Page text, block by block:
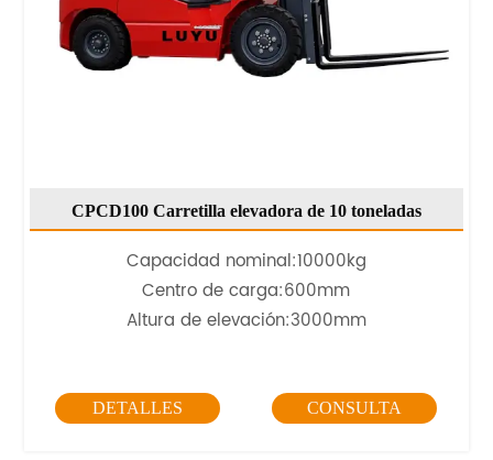
CPCD100 Carretilla elevadora de 10 toneladas
Capacidad nominal:10000kg
Centro de carga:600mm
Altura de elevación:3000mm
DETALLES CONSULTA